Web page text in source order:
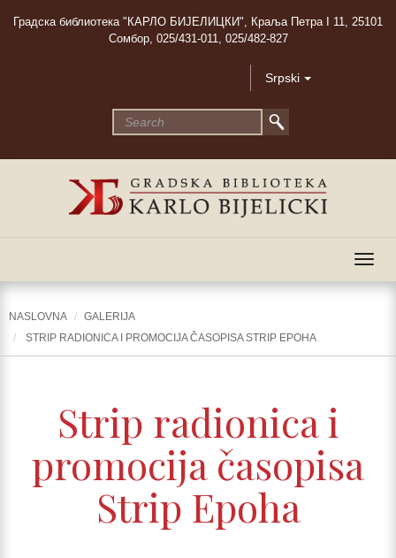
Градска библиотека "КАРЛО БИЈЕЛИЦКИ", Краља Петра I 11, 25101
Сомбор, 025/431-011, 025/482-827
Srpski
NASLOVNA
GALERIJA
STRIP RADIONICA I PROMOCIJA ČASOPISA STRIP EPOHA
Strip radionica i
promocija časopisa
Strip Epoha